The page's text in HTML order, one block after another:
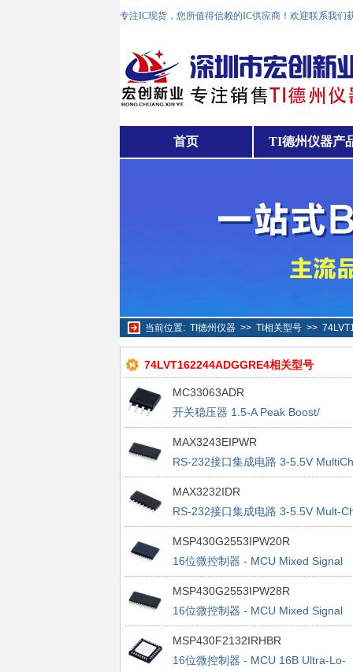
专注IC现货，您所值得信赖的IC供应商！欢迎联系我们
首页 TI德州仪器产
当前位置: TI德州仪器>> TI相关型号>>
74LVT162244ADGGRE4相关型号
MC33063ADR
开关稳压器 1.5-A Peak Boost/
Buck/Inverting Swit
MAX3243EIPWR
RS-232接口集成电路 3-5.5V MultiCh
Line Driver/Receiver
MAX3232IDR
RS-232接口集成电路 3-5.5V Mult-
RS232
MSP430G2553IPW20R
16位微控制器 - MCU Mixed Signal
MCU
MSP430G2553IPW28R
16位微控制器 - MCU Mixed Signal
MCU
MSP430F2132IRHBR
16位微控制器 - MCU 16B Ultra-Lo-